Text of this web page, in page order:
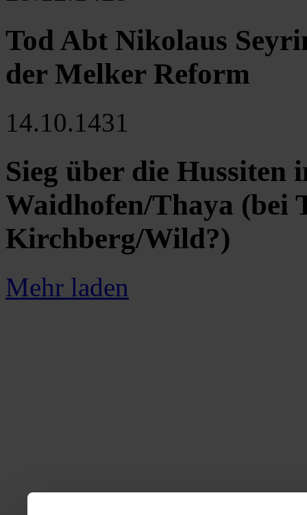
Tod Abt Nikolaus
der Melker Reform
14.10.1431
Sieg über die Hussiten
Waidhofen/Thaya (bei
Kirchberg/Wild?)
Mehr laden